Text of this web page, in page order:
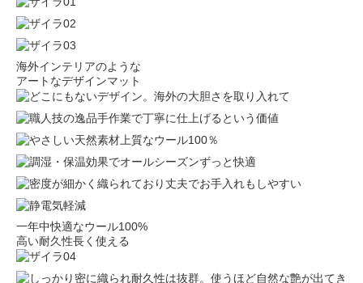
海外インテリアのような
アートなデザインマット
一年中快適なウール100%
高い耐久性長く使える